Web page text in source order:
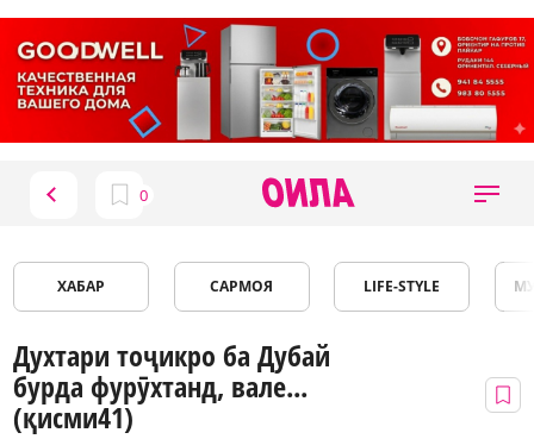
ХАБАР САРМОЯ LIFE-STYLE
Духтари тоҷикро ба Дубай
бурда фурӯхтанд, вале...
(қисми41)